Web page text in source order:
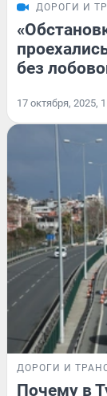
ДОРОГИ И
без
17 октября, 2025,
ДОРОГИ И
Почему в